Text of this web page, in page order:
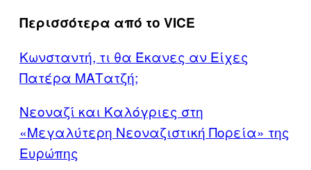
Περισσότερα από το VICE
Κωνσταντή, τι θα Έκανες αν Είχες
Πατέρα ΜΑΤατζή;
Νεοναζί και Καλόγριες στη
«Μεγαλύτερη Νεοναζιστική Πορεία» της
Ευρώπης